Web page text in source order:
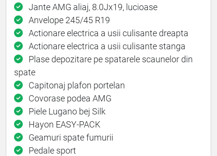
Jante AMG aliaj, 8.0Jx19, lucioase
Anvelope 245/45 R19
Actionare electrica a usii culisante dreapta
Actionare electrica a usii culisante stanga
Plase depozitare pe spatarele scaunelor din
spate
Capitonaj plafon portelan
Covorase podea AMG
Piele Lugano bej Silk
Hayon EASY-PACK
Geamuri spate fumurii
Pedale sport